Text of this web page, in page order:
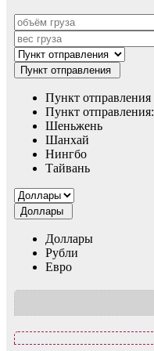
Пункт отправления
Пункт отправления
Пункт отправления:
Шеньжень
Шанхай
Нингбо
Тайвань
Доллары
Доллары
Рубли
Евро